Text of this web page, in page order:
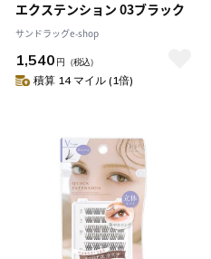
エクステンション 03ブラック
サンドラッグe-shop
1,540 円 （税込）
積算 14 マイル (1倍)